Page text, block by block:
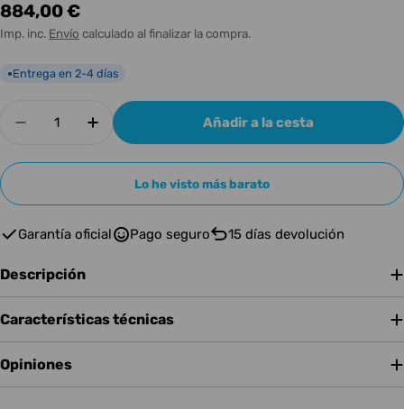
Precio
habitual
884,00 €
Imp. inc. Envío calculado al finalizar la compra.
●Entrega en 2-4 días
Disminuir cantidad para CORT Bajo Eléctrico
Aumentar cantidad para CORT Bajo
Añadir a la cesta
Lo he visto más barato
Garantía oficial Pago seguro 15 días devolución
Descripción
Características técnicas
Opiniones